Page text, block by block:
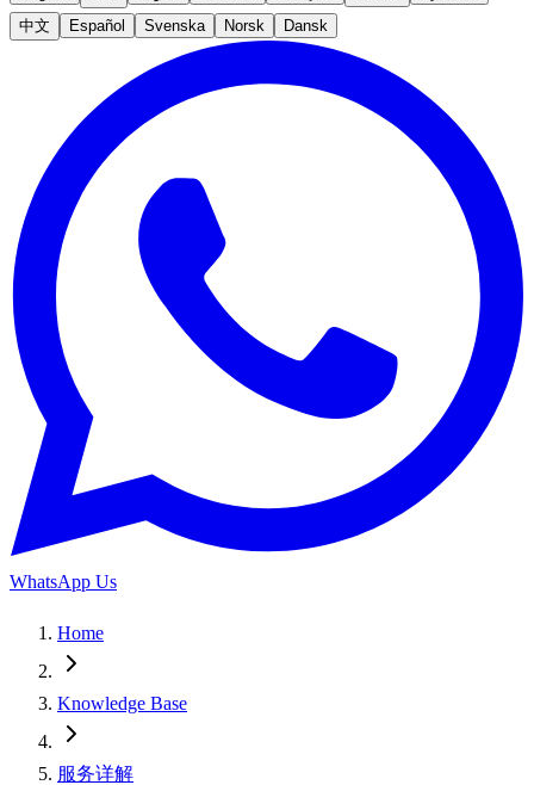
中文
Español Svenska Norsk Dansk
WhatsApp Us
Home
Knowledge Base
服务详解